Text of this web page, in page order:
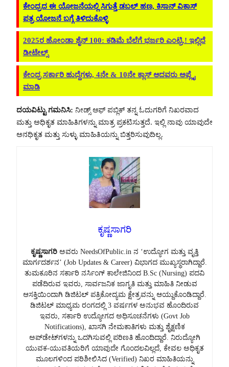
ಕೇಂದ್ರದ ಈ ಯೋಜನೆಯಲ್ಲಿ ಸಿಗುತ್ತೆ ಡಬಲ್ ಹಣ, ಕಿಸಾನ್ ವಿಕಾಸ್
ಪತ್ರ ಯೋಜನೆ ಬಗ್ಗೆ ತಿಳಿದುಕೊಳ್ಳಿ
2025ರ ಹೋಂಡಾ ಶೈನ್ 100: ಕಡಿಮೆ ಬೆಲೆಗೆ ಭರ್ಜರಿ ಎಂಟ್ರಿ.! ಇಲ್ಲಿದೆ
ಡೀಟೇಲ್ಸ್
ಕೇಂದ್ರ ಸರ್ಕಾರಿ ಹುದ್ದೆಗಳು, 4ನೇ & 10ನೇ ಕ್ಲಾಸ್ ಆದವರು ಅಪ್ಲೈ
ಮಾಡಿ
ದಯವಿಟ್ಟು ಗಮನಿಸಿ: ನೀಡ್ಸ್ ಆಫ್ ಪಬ್ಲಿಕ್ ತನ್ನ ಓದುಗರಿಗೆ ನಿಖರವಾದ
ಮತ್ತು ಅಧಿಕೃತ ಮಾಹಿತಿಗಳನ್ನು ಮಾತ್ರ ಪ್ರಕಟಿಸುತ್ತದೆ. ಇಲ್ಲಿ ನಾವು ಯಾವುದೇ
ಅನಧಿಕೃತ ಮತ್ತು ಸುಳ್ಳು ಮಾಹಿತಿಯನ್ನು ಬಿತ್ತರಿಸುವುದಿಲ್ಲ.
ಕೃಷ್ಣಸಾಗರಿ
ಕೃಷ್ಣಸಾಗರಿ ಅವರು NeedsOfPublic.in ನ ‘ಉದ್ಯೋಗ ಮತ್ತು ವೃತ್ತಿ
ಮಾರ್ಗದರ್ಶನ’ (Job Updates & Career) ವಿಭಾಗದ ಮುಖ್ಯಸ್ಥರಾಗಿದ್ದಾರೆ.
ತುಮಕೂರಿನ ಸರ್ಕಾರಿ ನರ್ಸಿಂಗ್ ಕಾಲೇಜಿನಿಂದ B.Sc (Nursing) ಪದವಿ
ಪಡೆದಿರುವ ಇವರು, ಸಾರ್ವಜನಿಕ ಜಾಗೃತಿ ಮತ್ತು ಮಾಹಿತಿ ನೀಡುವ
ಆಸಕ್ತಿಯಿಂದಾಗಿ ಡಿಜಿಟಲ್ ಪತ್ರಿಕೋದ್ಯಮ ಕ್ಷೇತ್ರವನ್ನು ಆಯ್ದುಕೊಂಡಿದ್ದಾರೆ.
ಡಿಜಿಟಲ್ ಮಾಧ್ಯಮ ರಂಗದಲ್ಲಿ 3 ವರ್ಷಗಳ ಅನುಭವ ಹೊಂದಿರುವ
ಇವರು, ಸರ್ಕಾರಿ ಉದ್ಯೋಗದ ಅಧಿಸೂಚನೆಗಳು (Govt Job
Notifications), ಖಾಸಗಿ ನೇಮಕಾತಿಗಳು ಮತ್ತು ಶೈಕ್ಷಣಿಕ
ಅಪ್‌ಡೇಟ್‌ಗಳನ್ನು ಒದಗಿಸುವಲ್ಲಿ ಪರಿಣತಿ ಹೊಂದಿದ್ದಾರೆ. ನಿರುದ್ಯೋಗಿ
ಯುವಕ-ಯುವತಿಯರಿಗೆ ಯಾವುದೇ ಗೊಂದಲವಿಲ್ಲದೆ, ಕೇವಲ ಅಧಿಕೃತ
ಮೂಲಗಳಿಂದ ಪರಿಶೀಲಿಸಿದ (Verified) ನಿಖರ ಮಾಹಿತಿಯನ್ನು